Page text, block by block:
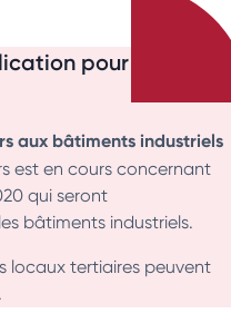
pour les
aux bâtiments industriels
est en cours concernant
qui seront
bâtiments industriels.
locaux tertiaires peuvent
.